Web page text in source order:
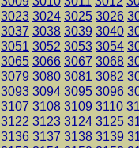
3023 3024 3025 3026
3037 3038 3039 3040
3051 3052 3053 3054
3065 3066 3067 3068
3079 3080 3081 3082
3093 3094 3095 3096
3107 3108 3109 3110
3122 3123 3124 3125
3136 3137 3138 3139